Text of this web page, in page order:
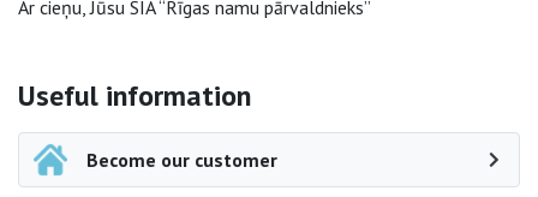
Ar cieņu, Jūsu SIA “Rīgas namu pārvaldnieks”
Side navigation
Useful information
Become our customer